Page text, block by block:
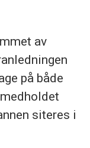
av
på både
siteres i